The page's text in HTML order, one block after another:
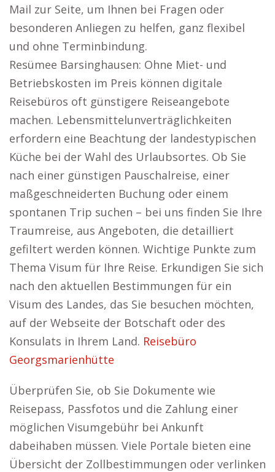
Mail zur Seite, um Ihnen bei Fragen oder
besonderen Anliegen zu helfen, ganz flexibel
und ohne Terminbindung.
Resümee Barsinghausen: Ohne Miet- und
Betriebskosten im Preis können digitale
Reisebüros oft günstigere Reiseangebote
machen. Lebensmittelunverträglichkeiten
erfordern eine Beachtung der landestypischen
Küche bei der Wahl des Urlaubsortes. Ob Sie
nach einer günstigen Pauschalreise, einer
maßgeschneiderten Buchung oder einem
spontanen Trip suchen – bei uns finden Sie Ihre
Traumreise, aus Angeboten, die detailliert
gefiltert werden können. Wichtige Punkte zum
Thema Visum für Ihre Reise. Erkundigen Sie sich
nach den aktuellen Bestimmungen für ein
Visum des Landes, das Sie besuchen möchten,
auf der Webseite der Botschaft oder des
Konsulats in Ihrem Land. Reisebüro
Georgsmarienhütte
Überprüfen Sie, ob Sie Dokumente wie
Reisepass, Passfotos und die Zahlung einer
möglichen Visumgebühr bei Ankunft
dabeihaben müssen. Viele Portale bieten eine
Übersicht der Zollbestimmungen oder verlinken